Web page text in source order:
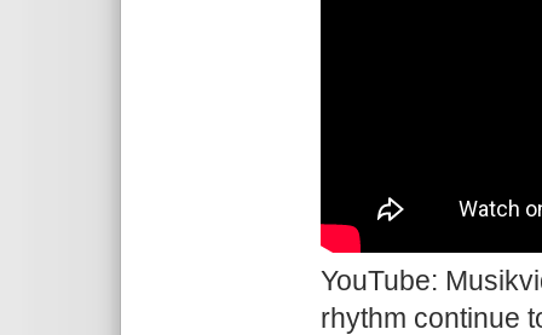
YouTube:
rhythm continue